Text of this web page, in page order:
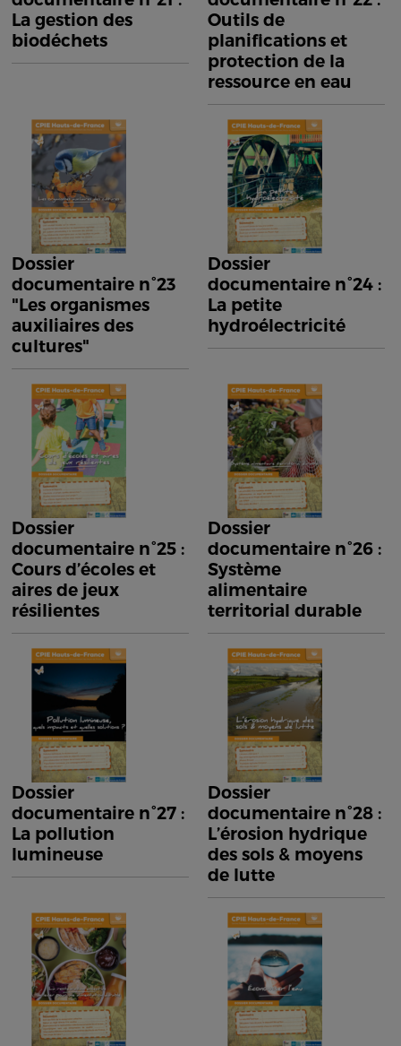
La gestion des
biodéchets
Outils de
planifications et
protection de la
ressource en eau
Dossier
documentaire n°23
"Les organismes
auxiliaires des
cultures"
Dossier
documentaire n°24 :
La petite
hydroélectricité
Dossier
documentaire n°25 :
Cours d’écoles et
aires de jeux
résilientes
Dossier
documentaire n°26 :
Système
alimentaire
territorial durable
Dossier
documentaire n°27 :
La pollution
lumineuse
Dossier
documentaire n°28 :
L’érosion hydrique
des sols & moyens
de lutte